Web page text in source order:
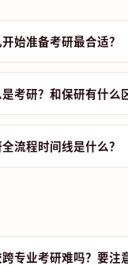
始准备考研最合适？
考研？和保研有什么
流程时间线是什么？
专业考研难吗？要注